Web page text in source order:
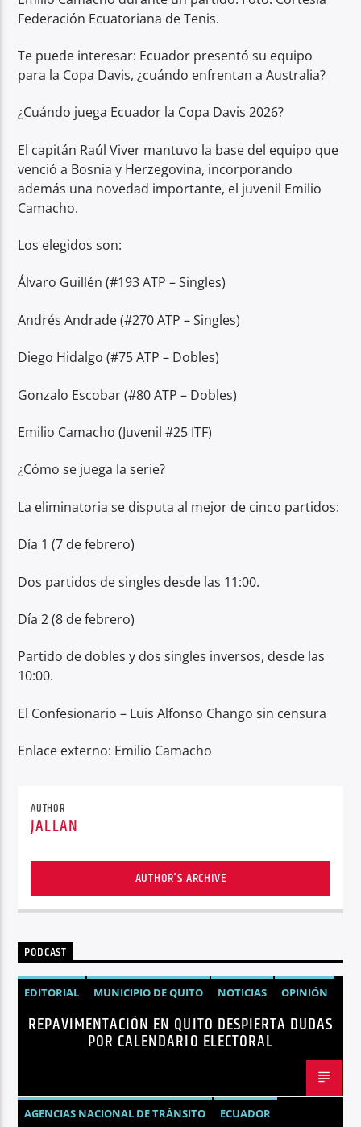
Federación Ecuatoriana de Tenis.
Te puede interesar: Ecuador presentó su equipo
para la Copa Davis, ¿cuándo enfrentan a Australia?
¿Cuándo juega Ecuador la Copa Davis 2026?
El capitán Raúl Viver mantuvo la base del equipo que
venció a Bosnia y Herzegovina, incorporando
además una novedad importante, el juvenil Emilio
Camacho.
Los elegidos son:
Álvaro Guillén (#193 ATP – Singles)
Andrés Andrade (#270 ATP – Singles)
Diego Hidalgo (#75 ATP – Dobles)
Gonzalo Escobar (#80 ATP – Dobles)
Emilio Camacho (Juvenil #25 ITF)
¿Cómo se juega la serie?
La eliminatoria se disputa al mejor de cinco partidos:
Día 1 (7 de febrero)
Dos partidos de singles desde las 11:00.
Día 2 (8 de febrero)
Partido de dobles y dos singles inversos, desde las
10:00.
El Confesionario – Luis Alfonso Chango sin censura
Enlace externo: Emilio Camacho
AUTHOR
JALLAN
AUTHOR'S ARCHIVE
PODCAST
EDITORIAL MUNICIPIO DE QUITO NOTICIAS
OPINIÓN
QUITO
REPAVIMENTACIÓN
REPAVIMENTACIÓN EN QUITO DESPIERTA DUDAS
POR CALENDARIO ELECTORAL
AGENCIAS NACIONAL DE TRÁNSITO
ECUADOR